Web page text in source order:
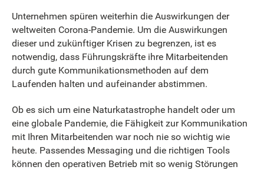
Unternehmen spüren weiterhin die Auswirkungen der
weltweiten Corona-Pandemie. Um die Auswirkungen
dieser und zukünftiger Krisen zu begrenzen, ist es
notwendig, dass Führungskräfte ihre Mitarbeitenden
durch gute Kommunikationsmethoden auf dem
Laufenden halten und aufeinander abstimmen.
Ob es sich um eine Naturkatastrophe handelt oder um
eine globale Pandemie, die Fähigkeit zur Kommunikation
mit Ihren Mitarbeitenden war noch nie so wichtig wie
heute. Passendes Messaging und die richtigen Tools
können den operativen Betrieb mit so wenig Störungen